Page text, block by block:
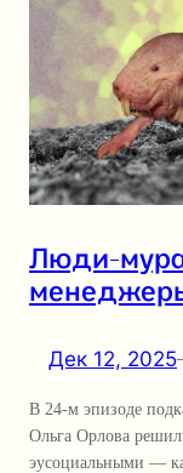
Люди-
Дек 12, 2025
В 24-м эпизоде
Ольга Орлова
эусоциальными —